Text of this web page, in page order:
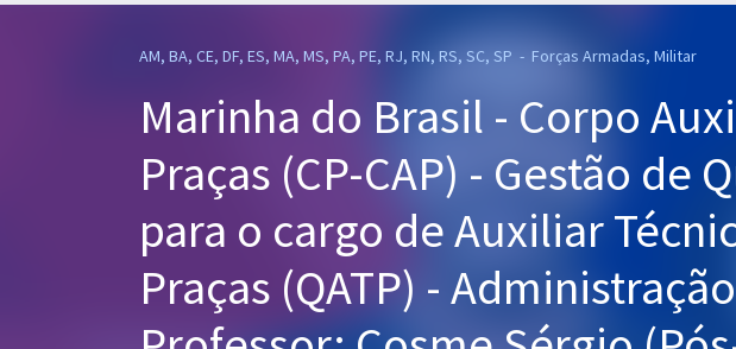
Residências Multiprofissionais
residências em saúde do Brasil
Cursos 20% OFF
AM, BA, CE, DF, ES, MA, MS, PA, PE, RJ, RN, RS, SC, SP - Forças Armadas, Militar
Marinha do Brasil - Corpo
Praças (CP-CAP) - Gestão de
para o cargo de Auxiliar
Praças (QATP) -